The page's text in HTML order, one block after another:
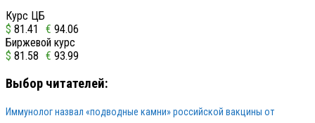
Курс ЦБ
$ 81.41 € 94.06
Биржевой курс
$ 81.58 € 93.99
Выбор читателей:
Иммунолог назвал «подводные камни» российской вакцины от